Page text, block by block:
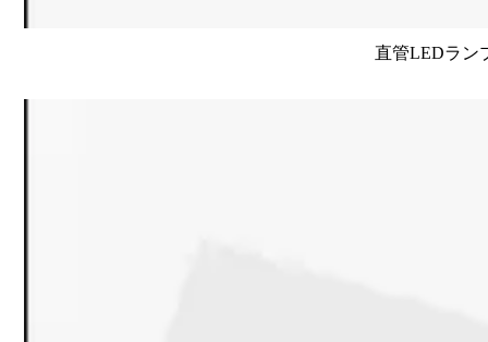
直管LEDラン